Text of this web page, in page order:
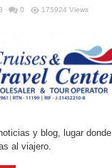
0 175924 Views
y blog, lugar
al viajero.